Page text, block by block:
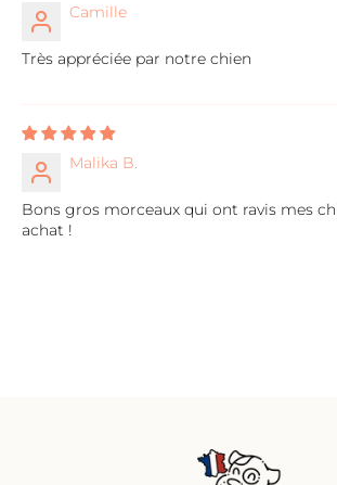
Camille
Très appréciée par notre chien
Malika B.
Bons gros morceaux qui ont ravis mes
achat !